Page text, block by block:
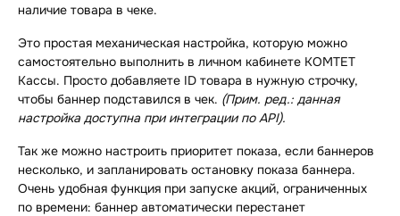
наличие товара в чеке.
Это простая механическая настройка, которую можно
самостоятельно выполнить в личном кабинете КОМТЕТ
Кассы. Просто добавляете ID товара в нужную строчку,
чтобы баннер подставился в чек. (Прим. ред.: данная
настройка доступна при интеграции по API).
Так же можно настроить приоритет показа, если баннеров
несколько, и запланировать остановку показа баннера.
Очень удобная функция при запуске акций, ограниченных
по времени: баннер автоматически перестанет